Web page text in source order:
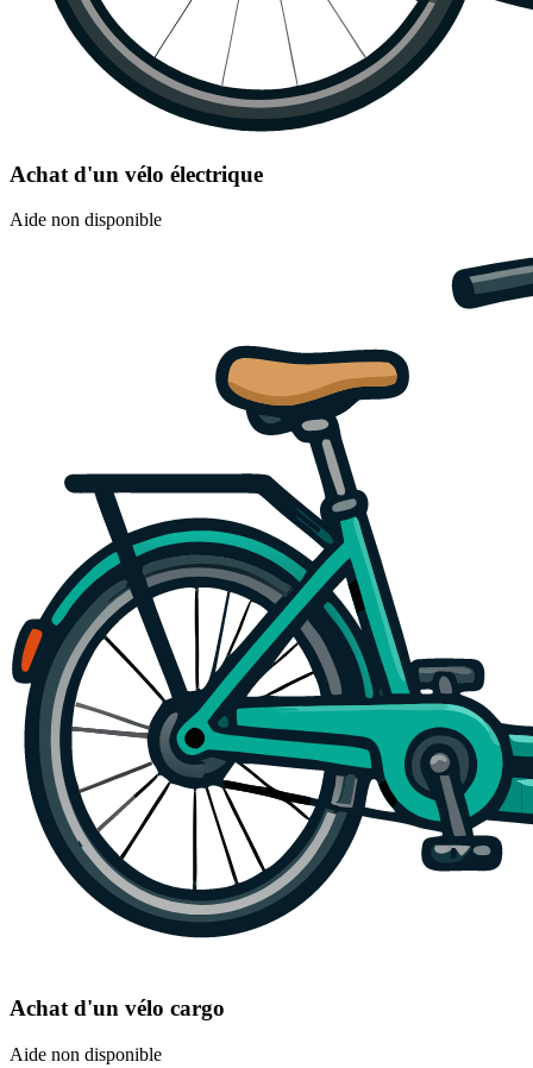
Achat d'un vélo électrique
Aide non disponible
Achat d'un vélo cargo
Aide non disponible